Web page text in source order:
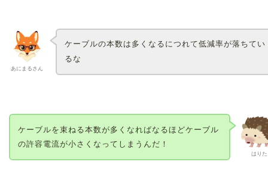
あにまるさん
ケーブルの本数は多くなるにつれて低減率が落ちてい
るな
はりた
ケーブルを束ねる本数が多くなればなるほどケーブル
の許容電流が小さくなってしまうんだ！